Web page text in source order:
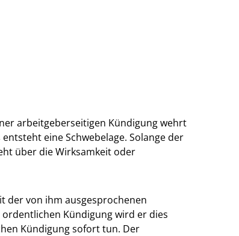
arbeitgeberseitigen Kündigung wehrt
eine Schwebelage. Solange der
über die Wirksamkeit oder
der von ihm ausgesprochenen
ordentlichen Kündigung wird er dies
Kündigung sofort tun. Der